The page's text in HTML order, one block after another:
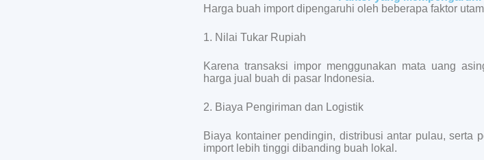
Harga buah import dipengaruhi oleh beberapa faktor
1. Nilai Tukar Rupiah
Karena transaksi impor menggunakan mata uang
harga jual buah di pasar Indonesia.
2. Biaya Pengiriman dan Logistik
Biaya kontainer pendingin, distribusi antar pulau, serta
import lebih tinggi dibanding buah lokal.